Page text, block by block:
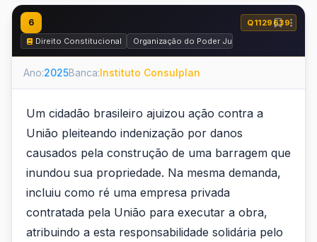
6
Q1129639
Direito Constitucional
Organização do Poder Judiciário
Ano:2025Banca:Instituto Consulplan
Um cidadão brasileiro ajuizou ação contra a
União pleiteando indenização por danos
causados pela construção de uma barragem que
inundou sua propriedade. Na mesma demanda,
incluiu como ré uma empresa privada
contratada pela União para executar a obra,
atribuindo a esta responsabilidade solidária pelo